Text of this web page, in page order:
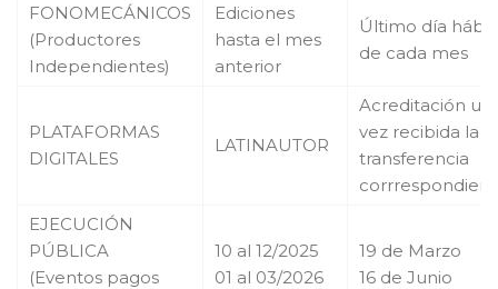
FONOMECÁNICOS
(Productores
Independientes)
Ediciones
hasta el mes
anterior
Último día hábil
de cada mes
PLATAFORMAS
DIGITALES
LATINAUTOR
Acreditación
vez recibida la
transferencia
EJECUCIÓN
PÚBLICA
(Eventos pagos
10 al 12/2025
01 al 03/2026
19 de Marzo
16 de Junio